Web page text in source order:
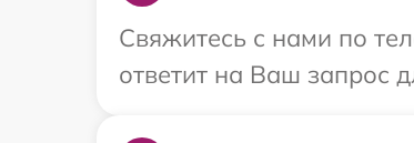
Свяжитесь с нами по
ответит на Ваш запрос